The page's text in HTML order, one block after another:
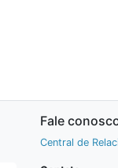
Fale
Central de